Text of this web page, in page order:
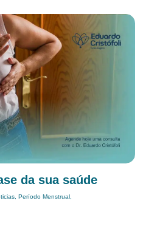
da sua saúde
, Período Menstrual,